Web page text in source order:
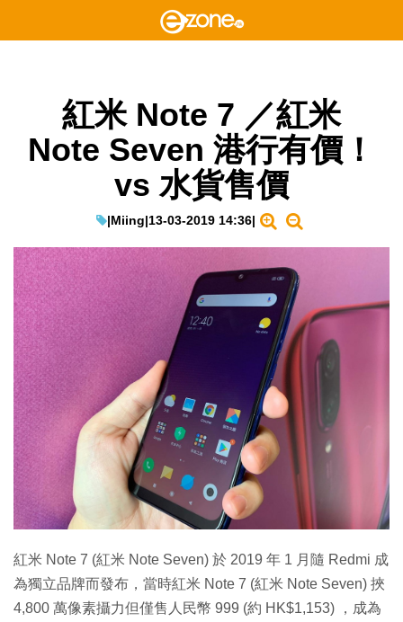
紅米 Note 7 ／紅米
Note Seven 港行有價！
vs 水貨售價
|Miing|13-03-2019 14:36|
紅米 Note 7 (紅米 Note Seven) 於 2019 年 1 月隨 Redmi 成
為獨立品牌而發布，當時紅米 Note 7 (紅米 Note Seven) 挾
4,800 萬像素攝力但僅售人民幣 999 (約 HK$1,153) ，成為